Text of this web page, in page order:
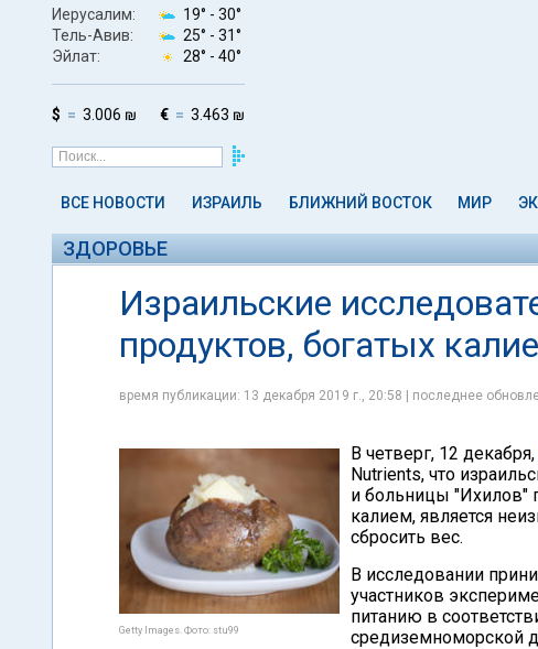
Иерусалим: 19° - 30°
Тель-Авив:
25° - 31°
Эйлат:
28° - 40°
$ 3.006 ₪ € 3.463 ₪
ВСЕ НОВОСТИ ИЗРАИЛЬ БЛИЖНИЙ ВОСТОК МИР
ЗДОРОВЬЕ
Израильские
продуктов, богатых
время публикации: 13 декабря 2019 г., 20:58 | последнее
Getty Images. Фото: stu99
В четверг, 12 декабря,
Nutrients, что
и больницы "Ихилов"
калием, является
сбросить вес.
В исследовании
участников
питанию в
средиземноморской